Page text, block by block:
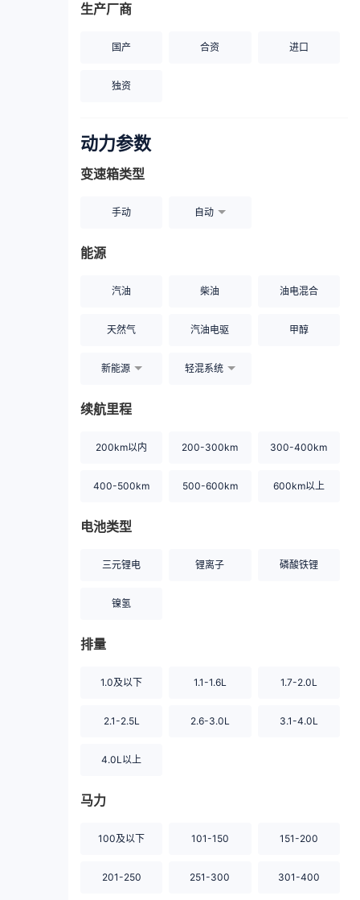
生产厂商
国产 合资 进口
独资
动力参数
变速箱类型
手动 自动
能源
汽油 柴油 油电混合
天然气 汽油电驱 甲醇
新能源 轻混系统
续航里程
200km以内 200-300km 300-400km
400-500km 500-600km 600km以上
电池类型
三元锂电 锂离子 磷酸铁锂
镍氢
排量
1.0及以下 1.1-1.6L 1.7-2.0L
2.1-2.5L 2.6-3.0L 3.1-4.0L
4.0L以上
马力
100及以下 101-150 151-200
201-250 251-300 301-400